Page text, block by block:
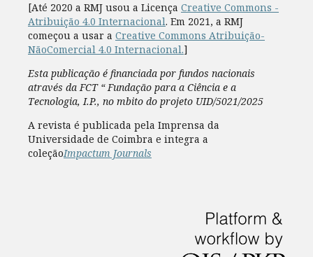
[Até 2020 a RMJ usou a Licença Creative Commons -
Atribuição 4.0 Internacional. Em 2021, a RMJ
começou a usar a Creative Commons Atribuição-
NãoComercial 4.0 Internacional.]
Esta publicação é financiada por fundos nacionais
através da FCT “ Fundação para a Ciência e a
Tecnologia, I.P., no mbito do projeto UID/5021/2025
A revista é publicada pela Imprensa da
Universidade de Coimbra e integra a
coleçãoImpactum Journals